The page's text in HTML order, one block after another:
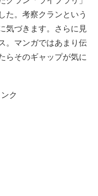
た。考察クランという
気づきます。さらに見
。マンガではあまり伝
らそのギャップが気に
ク